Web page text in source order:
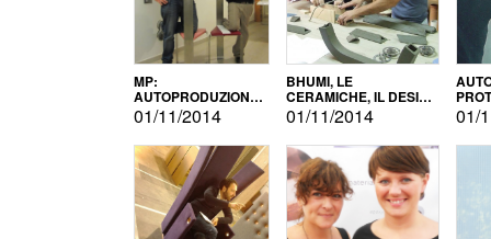
MP:
AUTOPRODUZIONE
E INNOVAZIONE
01/11/2014
BHUMI, LE
CERAMICHE, IL DESIGN
E L'AUTOPRODUZIONE
01/11/2014 01/